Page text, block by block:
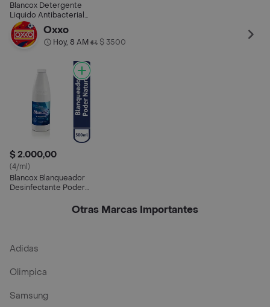
Blancox Detergente
Liquido Antibacterial
sin Cloro
Oxxo
Hoy, 8 AM• $ 3500
$ 2.000,00
(4/ml)
Blancox Blanqueador
Desinfectante Poder
Otras Marcas Importantes
Adidas
Olimpica
Samsung